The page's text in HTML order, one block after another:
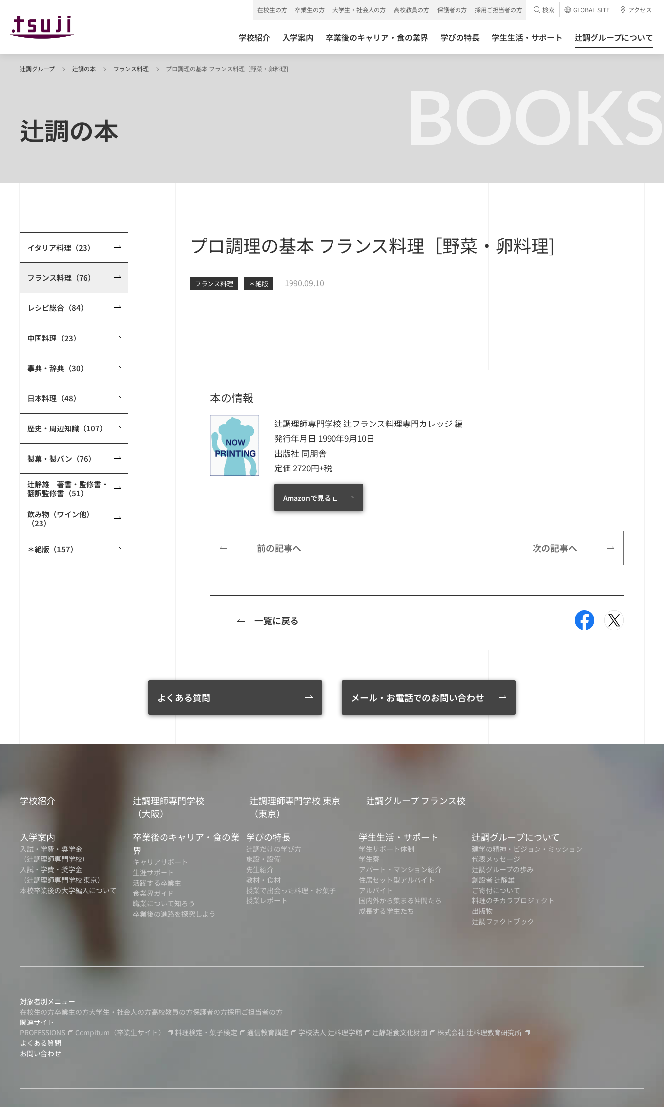
学校紹介 入学案内 卒業後のキャリア・食の業界 学びの特長 学生生活・サポート 辻調グループについて
在校生の方 卒業生の方 大学生・社会人の方 高校教員の方 保護者の方 採用ご担当者の方 検索 GLOBAL SITE アクセス
BOOKS
辻調グループ 辻調の本 フランス料理 プロ調理の基本 フランス料理［野菜・卵料理]
辻調の本
イタリア料理（23）
フランス料理（76）
レシピ総合（84）
中国料理（23）
事典・辞典（30）
日本料理（48）
歴史・周辺知識（107）
製菓・製パン（76）
辻静雄 著書・監修書・
翻訳監修書（51）
飲み物（ワイン他）
（23）
＊絶版（157）
プロ調理の基本 フランス料理［野菜・卵料理]
フランス料理 ＊絶版 1990.09.10
本の情報
辻調理師専門学校 辻フランス料理専門カレッジ 編
発行年月日 1990年9月10日
出版社 同朋舎
定価 2720円+税
Amazonで見る
前の記事へ 次の記事へ
一覧に戻る
よくある質問 メール・お電話でのお問い合わせ
学校紹介
辻調理師専門学校
（大阪）
辻調理師専門学校 東京
（東京）
辻調グループ フランス校
入学案内
入試・学費・奨学金
（辻調理師専門学校）
入試・学費・奨学金
（辻調理師専門学校 東京）
本校卒業後の大学編入について
卒業後のキャリア・食の業
界
キャリアサポート
生涯サポート
活躍する卒業生
食業界ガイド
職業について知ろう
卒業後の進路を探究しよう
学びの特長
辻調だけの学び方
施設・設備
先生紹介
教材・食材
授業で出会った料理・お菓子
授業レポート
学生生活・サポート
学生サポート体制
学生寮
アパート・マンション紹介
住居セット型アルバイト
アルバイト
国内外から集まる仲間たち
成長する学生たち
辻調グループについて
建学の精神・ビジョン・ミッション
代表メッセージ
辻調グループの歩み
創設者 辻静雄
ご寄付について
料理のチカラプロジェクト
出版物
辻調ファクトブック
対象者別メニュー
在校生の方卒業生の方大学生・社会人の方高校教員の方保護者の方採用ご担当者の方
関連サイト
PROFESSIONS
Compitum （卒業生サイト） 料理検定・菓子検定 通信教育講座 学校法人 辻料理学館 辻静雄食文化財団 株式会社 辻料理教育研究所
よくある質問
お問い合わせ